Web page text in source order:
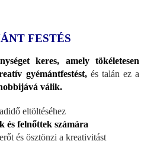
FESTÉS
keres, amely tökéletesen
gyémántfestést,és talán ez a
válik.
eltöltéséhez
és felnőttek számára
és ösztönzi a kreativitást